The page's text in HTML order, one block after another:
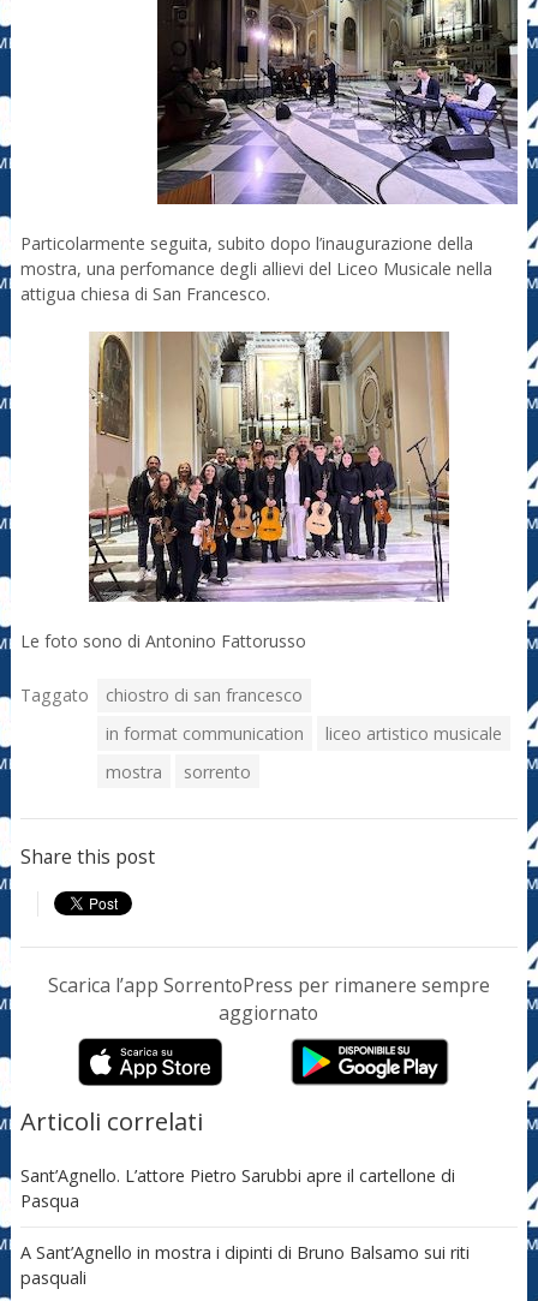
Particolarmente seguita, subito dopo l’inaugurazione della
mostra, una perfomance degli allievi del Liceo Musicale nella
attigua chiesa di San Francesco.
Le foto sono di Antonino Fattorusso
Taggato
chiostro di san francesco
in format communication
liceo artistico musicale
mostra
sorrento
Share this post
Scarica l’app SorrentoPress per rimanere sempre
aggiornato
Articoli correlati
Sant’Agnello. L’attore Pietro Sarubbi apre il cartellone di
Pasqua
A Sant’Agnello in mostra i dipinti di Bruno Balsamo sui riti
pasquali